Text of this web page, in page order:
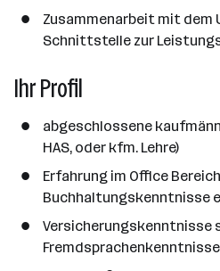
Zusammenarbeit mit dem
Schnittstelle zur
Ihr Profil
abgeschlossene
HAS, oder kfm. Lehre)
Erfahrung im Office
Buchhaltungskenntnisse
Versicherungskenntnisse